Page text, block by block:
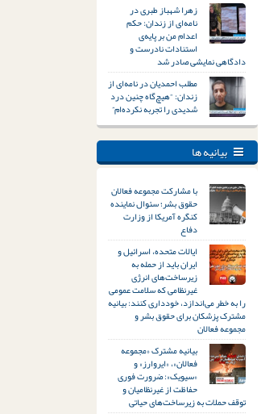
زهرا شهباز طبری در
نامه‌ای از زندان: حکم
اعدام من بر پایه‌ی
استنادات نادرست و
دادگاهی نمایشی صادر شد
مطلب احمدیان در نامه‌ای از
زندان: “هیچ‌گاه چنین درد
شدیدی را تجربه نکرده‌ام”
بیانیه ها
با مشارکت مجموعه فعالان
حقوق بشر؛ سئوال نماینده
کنگره آمریکا از وزارت
دفاع
ایالات متحده، اسرائیل و
ایران باید از حمله به
زیرساخت‌های انرژی
غیرنظامی که سلامت عمومی
را به خطر می‌اندازد، خودداری کنند: بیانیه
مشترک پزشکان برای حقوق بشر و
مجموعه فعالان
بیانیه مشترک «مجموعه
فعالان»، «ایروارز» و
«سیویک»: ضرورت فوری
حفاظت از غیرنظامیان و
توقف حملات به زیرساخت‌های حیاتی